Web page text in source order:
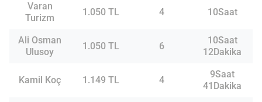
Varan
Turizm
1.050 TL 4 10Saat
Ali Osman
Ulusoy
1.050 TL 6
10Saat
12Dakika
Kamil Koç 1.149 TL 4
9Saat
41Dakika